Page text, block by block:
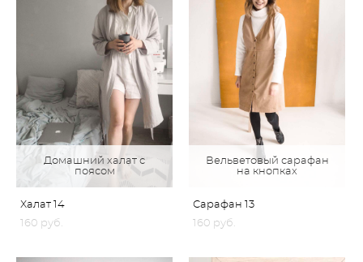
Домашний халат с
поясом
Халат 14
160 pуб.
Вельветовый сарафан
на кнопках
Сарафан 13
160 pуб.